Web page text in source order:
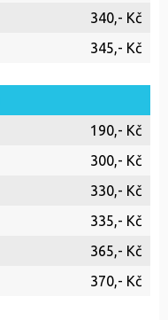
340,- Kč
345,- Kč
190,- Kč
300,- Kč
330,- Kč
335,- Kč
365,- Kč
370,- Kč